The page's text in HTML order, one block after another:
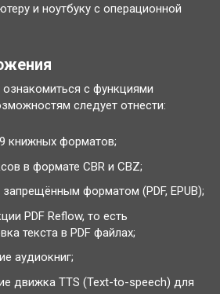
и ноутбуку с операционной
с функциями
следует отнести:
книжных форматов;
в формате CBR и CBZ;
запрещённым форматом (PDF, EPUB);
PDF Reflow, то есть
текста в PDF файлах;
аудиокниг;
движка TTS (Text-to-speech) для